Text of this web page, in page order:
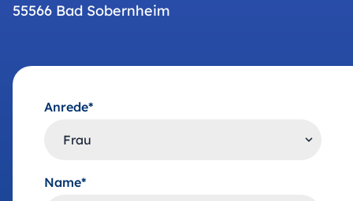
55566 Bad Sobernheim
Anrede*
Name*